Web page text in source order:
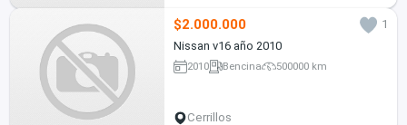
$2.000.000
1
Nissan v16 año 2010
2010 Bencina 500000 km
Cerrillos